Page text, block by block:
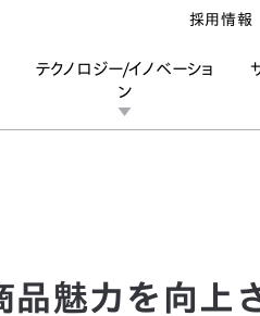
テクノロジー/イノベーショ
ン
採用情報
せるとともにカラーバリエーショ
魅力を向上